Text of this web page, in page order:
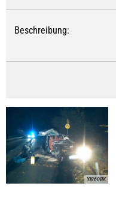
Beschreibung:
YI860BK